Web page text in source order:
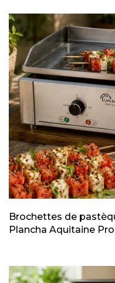
Brochettes de
Plancha Aquitaine Pro